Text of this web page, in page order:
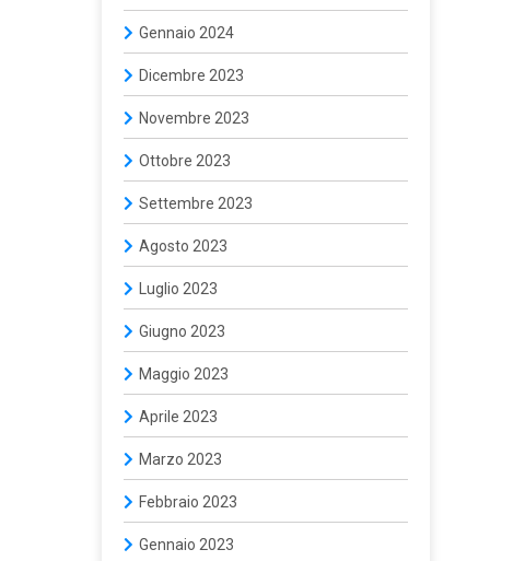
Gennaio 2024
Dicembre 2023
Novembre 2023
Ottobre 2023
Settembre 2023
Agosto 2023
Luglio 2023
Giugno 2023
Maggio 2023
Aprile 2023
Marzo 2023
Febbraio 2023
Gennaio 2023